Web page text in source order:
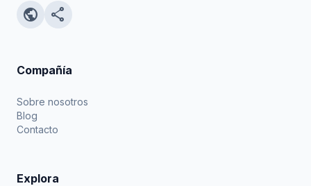
public share
Compañía
Sobre nosotros
Blog
Contacto
Explora